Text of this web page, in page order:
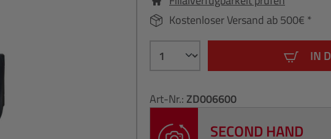
Kostenloser Versand ab 500€ *
IN
Art-Nr.: ZD006600
SECOND HAND